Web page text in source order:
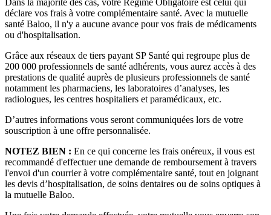
Dans la majorité des cas, votre Régime Obligatoire est celui qui
déclare vos frais à votre complémentaire santé. Avec la mutuelle
santé Baloo, il n'y a aucune avance pour vos frais de médicaments
ou d'hospitalisation.
Grâce aux réseaux de tiers payant SP Santé qui regroupe plus de
200 000 professionnels de santé adhérents, vous aurez accès à des
prestations de qualité auprès de plusieurs professionnels de santé
notamment les pharmaciens, les laboratoires d’analyses, les
radiologues, les centres hospitaliers et paramédicaux, etc.
D’autres informations vous seront communiquées lors de votre
souscription à une offre personnalisée.
NOTEZ BIEN : En ce qui concerne les frais onéreux, il vous est
recommandé d'effectuer une demande de remboursement à travers
l'envoi d'un courrier à votre complémentaire santé, tout en joignant
les devis d’hospitalisation, de soins dentaires ou de soins optiques à
la mutuelle Baloo.